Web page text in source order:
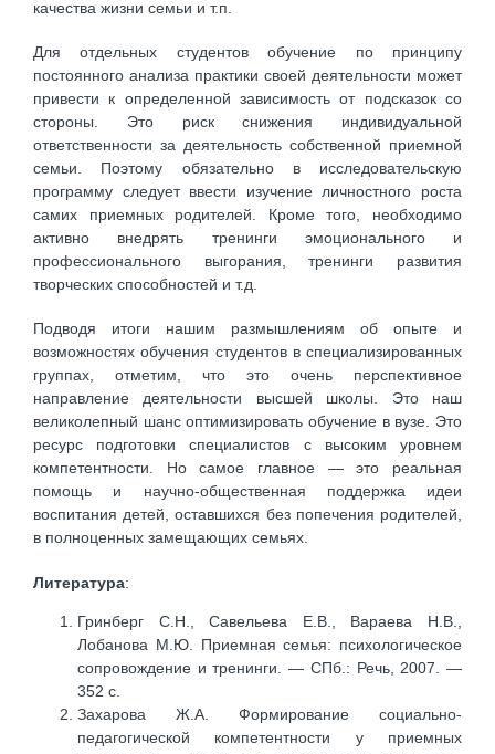
качества жизни семьи и т.п.
Для отдельных студентов обучение по принципу
постоянного анализа практики своей деятельности может
привести к определенной зависимость от подсказок со
стороны. Это риск снижения индивидуальной
ответственности за деятельность собственной приемной
семьи. Поэтому обязательно в исследовательскую
программу следует ввести изучение личностного роста
самих приемных родителей. Кроме того, необходимо
активно внедрять тренинги эмоционального и
профессионального выгорания, тренинги развития
творческих способностей и т.д.
Подводя итоги нашим размышлениям об опыте и
возможностях обучения студентов в специализированных
группах, отметим, что это очень перспективное
направление деятельности высшей школы. Это наш
великолепный шанс оптимизировать обучение в вузе. Это
ресурс подготовки специалистов с высоким уровнем
компетентности. Но самое главное — это реальная
помощь и научно-общественная поддержка идеи
воспитания детей, оставшихся без попечения родителей,
в полноценных замещающих семьях.
Литература:
Гринберг С.Н., Савельева Е.В., Вараева Н.В.,
Лобанова М.Ю. Приемная семья: психологическое
сопровождение и тренинги. — СПб.: Речь, 2007. —
352 с.
Захарова Ж.А. Формирование социально-
педагогической компетентности у приемных